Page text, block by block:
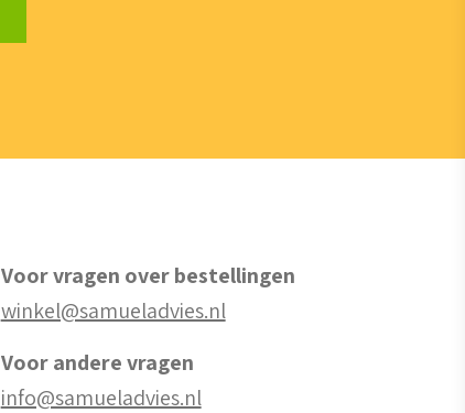
Voor vragen over bestellingen
winkel@samueladvies.nl
Voor andere vragen
info@samueladvies.nl